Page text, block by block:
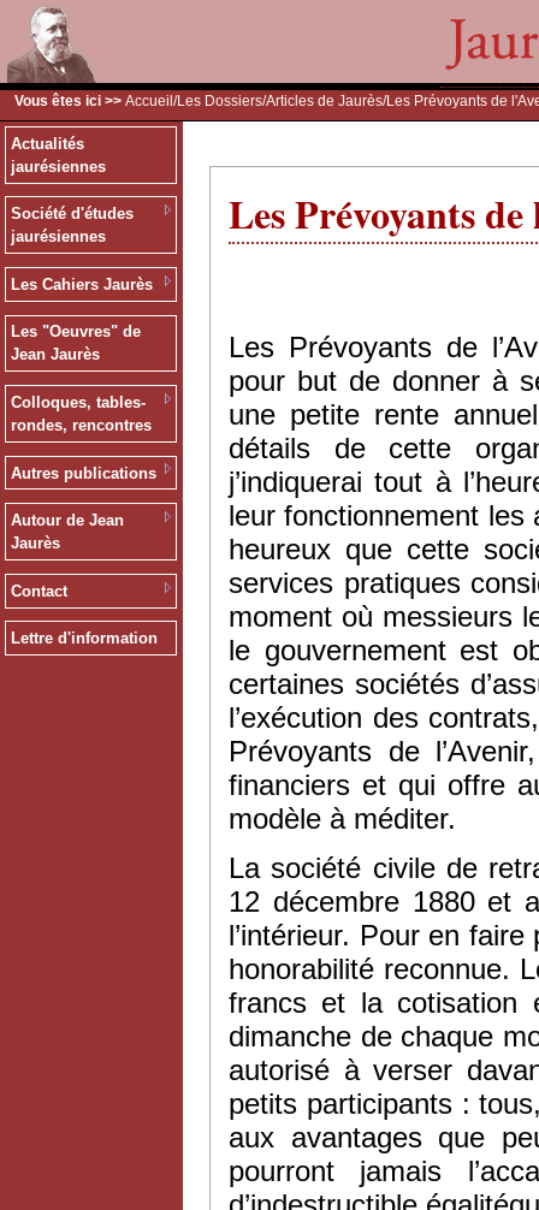
Vous êtes ici >> Accueil /Les Dossiers/Articles de Jaurès/Les Prévoyants de
Actualités
jaurésiennes
Société d'études
jaurésiennes
Les Cahiers Jaurès
Les "Oeuvres" de
Jean Jaurès
Colloques, tables-
rondes, rencontres
Autres publications
Autour de Jean
Jaurès
Contact
Lettre d'information
Les Prévoyants
Les Prévoyants de
pour but de donner à
une petite rente
détails de cette
j’indiquerai tout à
leur fonctionnement les
heureux que cette
services pratiques
moment où messieurs
le gouvernement est
certaines sociétés
l’exécution des
Prévoyants de
financiers et qui offre
modèle à méditer.
La société civile de
12 décembre 1880 et
l’intérieur. Pour en faire
honorabilité reconnue.
francs et la cotisation
dimanche de chaque
autorisé à verser
petits participants :
aux avantages que
pourront jamais